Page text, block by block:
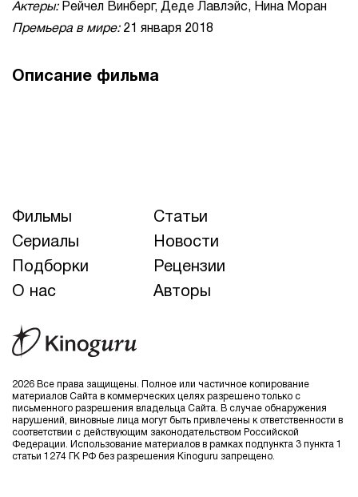
Актеры:Рейчел Винберг, Деде Лавлэйс, Нина Моран
Премьера в мире:21 января 2018
Описание фильма
2026 Все права защищены. Полное или частичное копирование
материалов Сайта в коммерческих целях разрешено только с
письменного разрешения владельца Сайта. В случае обнаружения
нарушений, виновные лица могут быть привлечены к ответственности в
соответствии с действующим законодательством Российской
Федерации. Использование материалов в рамках подпункта 3 пункта 1
статьи 1274 ГК РФ без разрешения Kinoguru запрещено.
Фильмы
Статьи
Сериалы
Новости
Подборки
Рецензии
О нас
Авторы